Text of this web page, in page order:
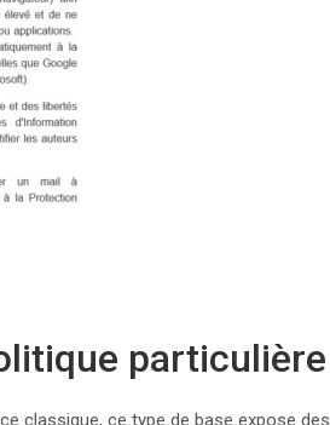
particulière
classique, ce type de base expose des